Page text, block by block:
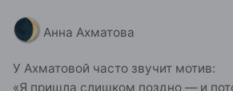
🌒 Анна Ахматова
У Ахматовой часто звучит мотив:
«Я пришла слишком поздно — и